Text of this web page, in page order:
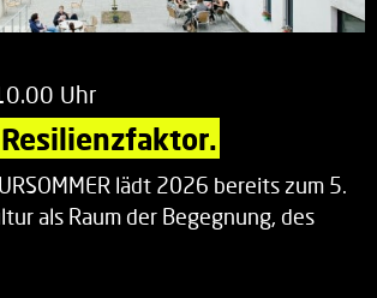
Uhr
lädt 2026 bereits zum 5.
als Raum der Begegnung, des